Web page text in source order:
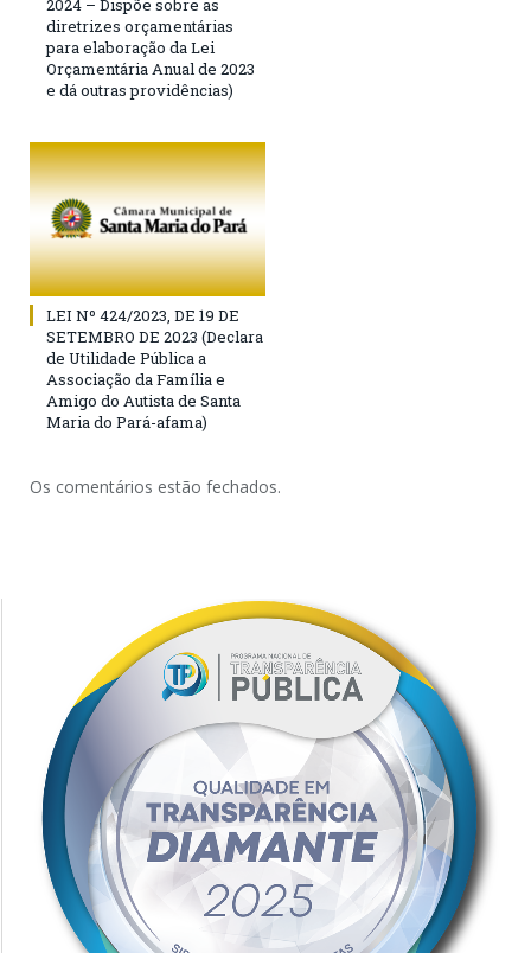
2024 – Dispõe sobre as
diretrizes orçamentárias
para elaboração da Lei
Orçamentária Anual de 2023
e dá outras providências)
LEI Nº 424/2023, DE 19 DE
SETEMBRO DE 2023 (Declara
de Utilidade Pública a
Associação da Família e
Amigo do Autista de Santa
Maria do Pará-afama)
Os comentários estão fechados.